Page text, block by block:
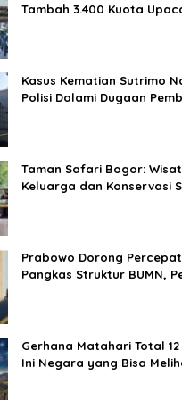
Tambah 3.400 Kuota
Kasus Kematian Sutrimo
Polisi Dalami Dugaan
Taman Safari Bogor:
Keluarga dan Konservasi
Prabowo Dorong
Pangkas Struktur BUMN,
Gerhana Matahari Total 12
Ini Negara yang Bisa